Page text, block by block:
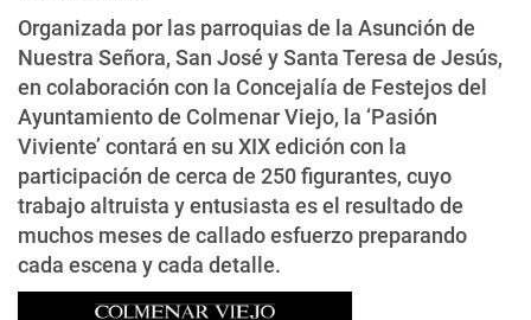
Organizada por las parroquias de la Asunción de
Nuestra Señora, San José y Santa Teresa de Jesús,
en colaboración con la Concejalía de Festejos del
Ayuntamiento de Colmenar Viejo, la ‘Pasión
Viviente’ contará en su XIX edición con la
participación de cerca de 250 figurantes, cuyo
trabajo altruista y entusiasta es el resultado de
muchos meses de callado esfuerzo preparando
cada escena y cada detalle.